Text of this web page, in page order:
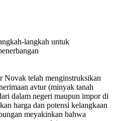
langkah untuk
Novak telah menginstruksikan
avtur (minyak tanah
dalam negeri maupun impor di
harga dan potensi kelangkaan
meyakinkan bahwa